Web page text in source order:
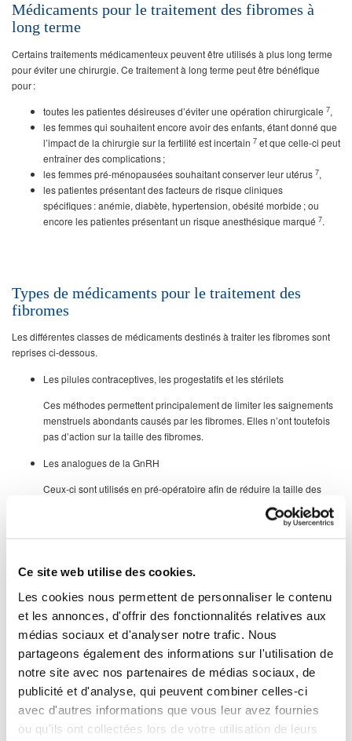
Ce site web utilise des cookies.
Les cookies nous permettent de personnaliser le contenu
et les annonces, d'offrir des fonctionnalités relatives aux
médias sociaux et d'analyser notre trafic. Nous
partageons également des informations sur l'utilisation de
notre site avec nos partenaires de médias sociaux, de
publicité et d'analyse, qui peuvent combiner celles-ci
avec d'autres informations que vous leur avez fournies
ou qu'ils ont collectées lors de votre utilisation de leurs
Médicaments pour le traitement des fibromes à
long terme
Certains traitements médicamenteux peuvent être utilisés à plus long terme
pour éviter une chirurgie. Ce traitement à long terme peut être bénéfique
pour :
toutes les patientes désireuses d’éviter une opération chirurgicale 7,
les femmes qui souhaitent encore avoir des enfants, étant donné que
l’impact de la chirurgie sur la fertilité est incertain 7 et que celle-ci peut
entraîner des complications ;
les femmes pré-ménopausées souhaitant conserver leur utérus 7,
les patientes présentant des facteurs de risque cliniques
spécifiques : anémie, diabète, hypertension, obésité morbide ; ou
encore les patientes présentant un risque anesthésique marqué 7.
Types de médicaments pour le traitement des
fibromes
Les différentes classes de médicaments destinés à traiter les fibromes sont
reprises ci-dessous.
Les pilules contraceptives, les progestatifs et les stérilets
Ces méthodes permettent principalement de limiter les saignements
menstruels abondants causés par les fibromes. Elles n’ont toutefois
pas d’action sur la taille des fibromes.
Les analogues de la GnRH
Ceux-ci sont utilisés en pré-opératoire afin de réduire la taille des
fibromes et de corriger l’anémie. Des effets secondaires liés à l’état
de ménopause artificiel sont néanmoins provoqués par ces
médicaments (bouffées de chaleur, perte de densité osseuse). Par
court terme (pas plus de six mois)
Les modulateurs sélectifs des récepteurs de la progestérone (SPRM)
Ceux-ci constituent une classe plus récente de médicaments dans le
traitement des fibromes et peuvent être utilisés aussi bien de
manière pré-opératoire qu’à long terme5. Les SPRM permettent
notamment : un contrôle rapide et durable des saignements
réduction significative de la taille du fibrome
, un soulagement de la
douleur pelvienne et une amélioration de la qualité de vie9